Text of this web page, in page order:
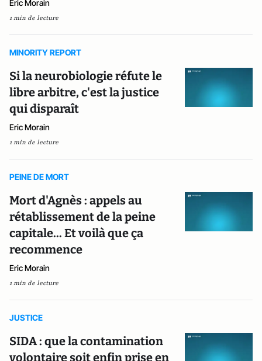
Eric Morain
1 min de lecture
MINORITY REPORT
Si la neurobiologie réfute le
libre arbitre, c'est la justice
qui disparaît
Eric Morain
1 min de lecture
PEINE DE MORT
Mort d'Agnès : appels au
rétablissement de la peine
capitale... Et voilà que ça
recommence
Eric Morain
1 min de lecture
JUSTICE
SIDA : que la contamination
volontaire soit enfin prise en